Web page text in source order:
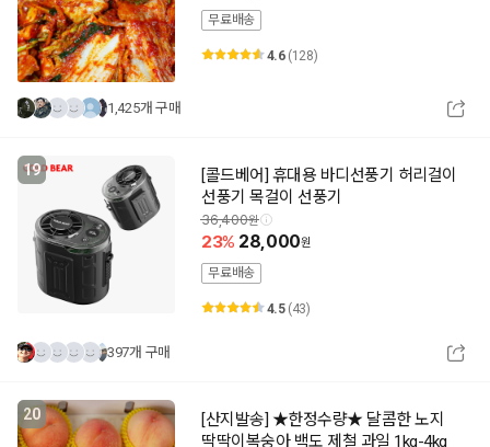
무료배송
4.6 (128)
1,425개 구매
19
[콜드베어] 휴대용 바디선풍기 허리걸이
선풍기 목걸이 선풍기
36,400
23 28,000
무료배송
4.5 (43)
397개 구매
20
[산지발송] ★한정수량★ 달콤한 노지
딱딱이복숭아 백도 제철 과일 1kg-4kg